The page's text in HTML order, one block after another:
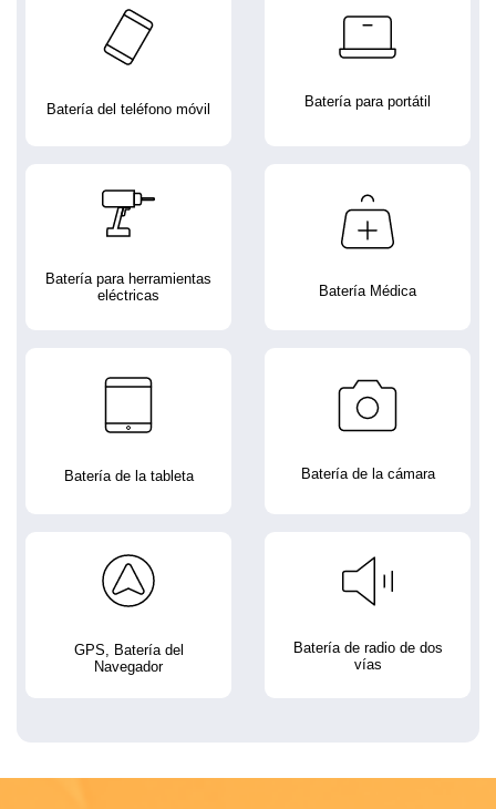
Batería del teléfono móvil Batería para portátil
Batería para herramientas
eléctricas
Batería Médica
Batería de la tableta Batería de la cámara
GPS, Batería del
Navegador
Batería de radio de dos
vías